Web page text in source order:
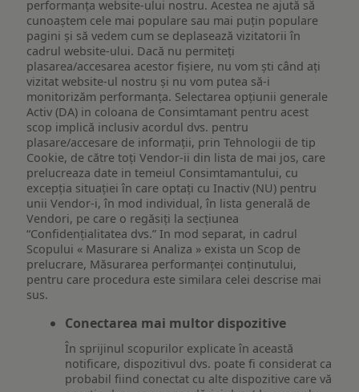
performanța website-ului nostru. Acestea ne ajută să
cunoaștem cele mai populare sau mai puțin populare
pagini și să vedem cum se deplasează vizitatorii în
cadrul website-ului. Dacă nu permiteți
plasarea/accesarea acestor fișiere, nu vom ști când ați
vizitat website-ul nostru și nu vom putea să-i
monitorizăm performanța. Selectarea opțiunii generale
Activ (DA) in coloana de Consimtamant pentru acest
scop implică inclusiv acordul dvs. pentru
plasare/accesare de informații, prin Tehnologii de tip
Cookie, de către toți Vendor-ii din lista de mai jos, care
prelucreaza date in temeiul Consimtamantului, cu
excepția situației în care optați cu Inactiv (NU) pentru
unii Vendor-i, în mod individual, în lista generală de
Vendori, pe care o regăsiți la secțiunea
“Confidențialitatea dvs.” In mod separat, in cadrul
Scopului « Masurare si Analiza » exista un Scop de
prelucrare, Măsurarea performanței conținutului,
pentru care procedura este similara celei descrise mai
sus.
Conectarea mai multor dispozitive
În sprijinul scopurilor explicate în această
notificare, dispozitivul dvs. poate fi considerat ca
probabil fiind conectat cu alte dispozitive care vă